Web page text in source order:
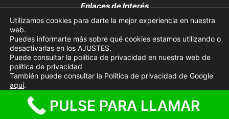
Enlaces de Interés
Política de Privacidad
Política de Cookies
© 2026 Cerrajeros cerca de ti 24 horas• Creado con
GeneratePress
Utilizamos cookies para darte la mejor experiencia en nuestra
web.
Puedes informarte más sobre qué cookies estamos utilizando o
desactivarlas en los AJUSTES.
Puede consultar la política de privacidad en nuestra web de
política de privacidad
También puede consultar la Política de privacidad de Google
aquí.
Aceptar cookies Rechazar cookies Ajustes
PULSE PARA LLAMAR